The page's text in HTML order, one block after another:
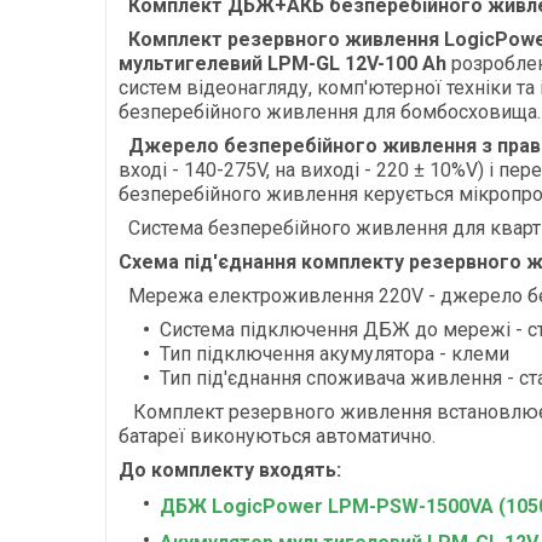
Комплект ДБЖ+АКБ безперебійного
Комплект резервного живлення
мультигелевий LPM-GL 12V-100 Ah
систем відеонагляду, комп'ютерної
безперебійного живлення для бомбосховища.
Джерело безперебійного живлення з
вході - 140-275V, на виході - 220 ± 10%V) і
безперебійного живлення керується
Система безперебійного живлення для
Схема під'єднання комплекту
Мережа електроживлення 220V - джерело
Система підключення ДБЖ до мережі -
Тип підключення акумулятора - клеми
Тип під'єднання споживача живлення -
Комплект резервного живлення
батареї виконуються автоматично.
До комплекту входять:
ДБЖ LogicPower LPM-PSW-1500VA